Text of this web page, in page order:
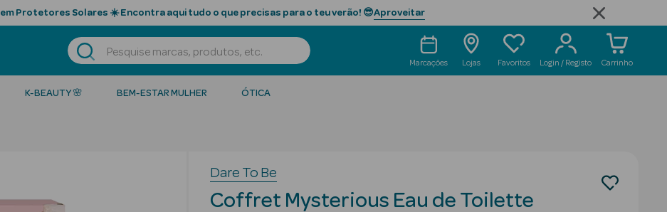
em Protetores Solares ☀️ Encontra aqui tudo o que precisas para o teu verão! 😎Aproveitar
Marcações Lojas Favoritos Login / Registo Carrinho
K-BEAUTY 🌸 BEM-ESTAR MULHER ÓTICA
Dare To Be
Coffret Mysterious Eau de Toilette